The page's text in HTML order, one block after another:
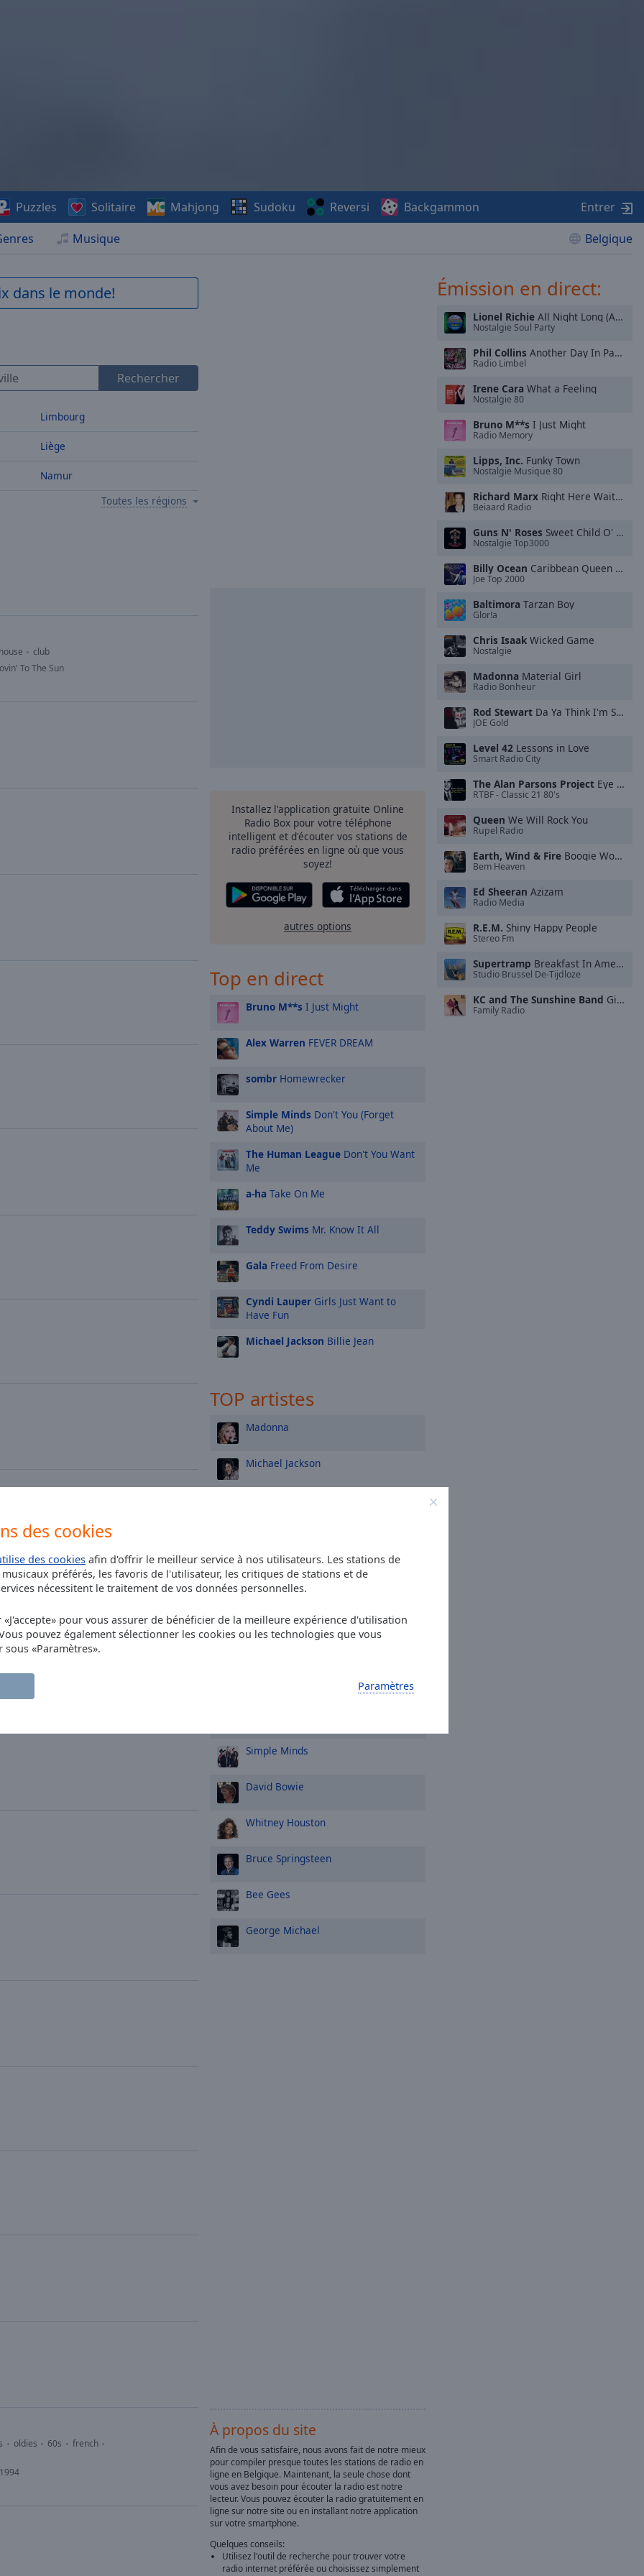
des cookies
des cookies afin d'offrir le meilleur service à nos utilisateurs. Les stations de
préférés, les favoris de l'utilisateur, les critiques de stations et de
nécessitent le traitement de vos données personnelles.
pour vous assurer de bénéficier de la meilleure expérience d'utilisation
pouvez également sélectionner les cookies ou les technologies que vous
«Paramètres».
Paramètres
Musique Belgique
Puzzles Solitaire Mahjong Sudoku Reversi Backgammon Entrer
dans le monde!
Rechercher
Limbourg
Liège
Namur
Toutes les régions
club
To The Sun
oldies 60s
french
Installez l'application gratuite Online
Radio Box pour votre téléphone
intelligent et d'écouter vos stations de
radio préférées en ligne où que vous
soyez!
autres options
Top en direct
Bruno M**s I Just Might
Alex Warren FEVER DREAM
sombr Homewrecker
Simple Minds Don't You (Forget
About Me)
The Human League Don't You Want
Me
a-ha Take On Me
Teddy Swims Mr. Know It All
Gala Freed From Desire
Cyndi Lauper Girls Just Want to
Have Fun
Michael Jackson Billie Jean
TOP artistes
Madonna
Michael Jackson
Tina Turner
ABBA
Simple Minds
David Bowie
Whitney Houston
Bruce Springsteen
Bee Gees
George Michael
À propos du site
Afin de vous satisfaire, nous avons fait de notre mieux
pour compiler presque toutes les stations de radio en
ligne en Belgique. Maintenant, la seule chose dont
vous avez besoin pour écouter la radio est notre
lecteur. Vous pouvez écouter la radio gratuitement en
ligne sur notre site ou en installant notre application
sur votre smartphone.
Quelques conseils:
Utilisez l'outil de recherche pour trouver votre
radio internet préférée ou choisissez simplement
Émission en direct:
Lionel Richie All Night Long (All Night)
Nostalgie Soul Party
Phil Collins Another Day In Paradise (2016 Remastered)
Radio Limbel
Irene Cara What a Feeling
Nostalgie 80
Bruno M**s I Just Might
Radio Memory
Lipps, Inc. Funky Town
Nostalgie Musique 80
Richard Marx Right Here Waiting
Beiaard Radio
Guns N' Roses Sweet Child O' Mine
Nostalgie Top3000
Billy Ocean Caribbean Queen (No More Love On the Run)
Joe Top 2000
Baltimora Tarzan Boy
Glor!a
Chris Isaak Wicked Game
Nostalgie
Madonna Material Girl
Radio Bonheur
Rod Stewart Da Ya Think I'm S**y?
JOE Gold
Level 42 Lessons in Love
Smart Radio City
The Alan Parsons Project Eye in the Sky
RTBF - Classic 21 80's
Queen We Will Rock You
Rupel Radio
Earth, Wind & Fire Boogie Wonderland
Bem Heaven
Ed Sheeran Azizam
Radio Media
R.E.M. Shiny Happy People
Stereo Fm
Supertramp Breakfast In America
Studio Brussel De-Tijdloze
KC and The Sunshine Band Give It Up
Family Radio